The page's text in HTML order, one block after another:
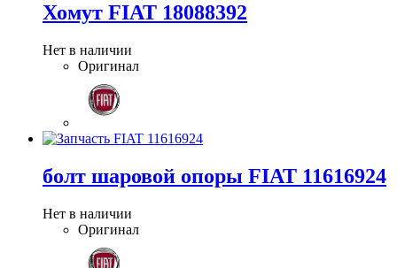
Хомут FIAT 18088392
Нет в наличии
Оригинал
болт шаровой опоры FIAT 11616924
Нет в наличии
Оригинал